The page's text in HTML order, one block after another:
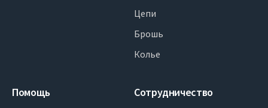
Цепи
Брошь
Колье
Помощь Сотрудничество